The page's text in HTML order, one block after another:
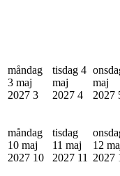
måndag
3 maj
2027 3
tisdag 4
maj
2027 4
maj
2027
måndag
10 maj
2027 10
tisdag
11 maj
2027 11
12
2027